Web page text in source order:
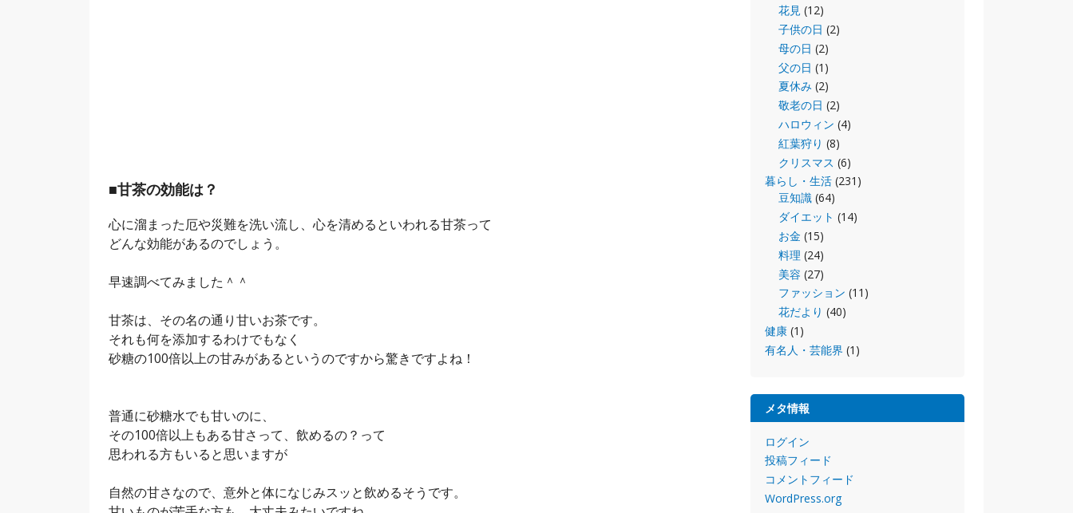
■甘茶の効能は？
心に溜まった厄や災難を洗い流し、心を清めるといわれる甘茶って
どんな効能があるのでしょう。
早速調べてみました＾＾
甘茶は、その名の通り甘いお茶です。
それも何を添加するわけでもなく
砂糖の100倍以上の甘みがあるというのですから驚きですよね！
普通に砂糖水でも甘いのに、
その100倍以上もある甘さって、飲めるの？って
思われる方もいると思いますが
自然の甘さなので、意外と体になじみスッと飲めるそうです。
花見 (12)
子供の日 (2)
母の日 (2)
父の日 (1)
夏休み (2)
敬老の日 (2)
ハロウィン (4)
紅葉狩り (8)
クリスマス (6)
暮らし・生活(231)
豆知識 (64)
ダイエット (14)
お金 (15)
料理 (24)
美容 (27)
ファッション (11)
花だより (40)
健康(1)
有名人・芸能界 (1)
メタ情報
ログイン
投稿フィード
コメントフィード
WordPress.org